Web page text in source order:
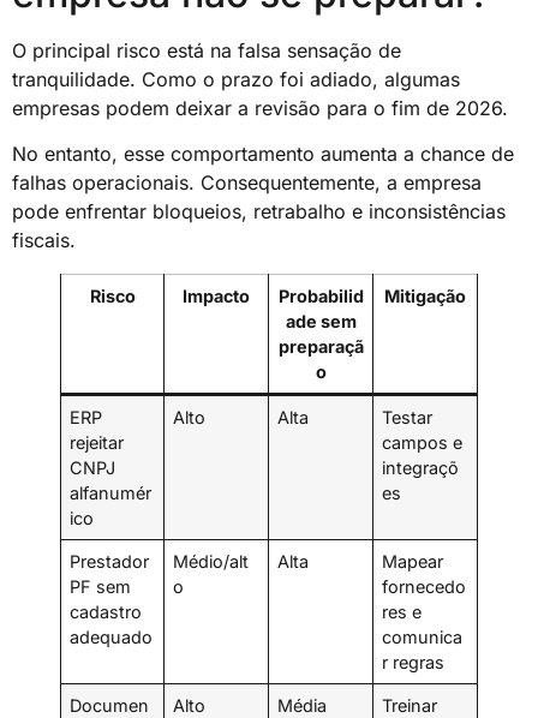
O principal risco está na falsa sensação de
tranquilidade. Como o prazo foi adiado, algumas
empresas podem deixar a revisão para o fim de 2026.
No entanto, esse comportamento aumenta a chance de
falhas operacionais. Consequentemente, a empresa
pode enfrentar bloqueios, retrabalho e inconsistências
fiscais.
Risco Impacto
Probabilid
ade sem
preparaçã
o
Mitigação
ERP
rejeitar
CNPJ
alfanumér
ico
Alto Alta
Testar
campos e
integraçõ
es
Prestador
PF sem
cadastro
adequado
Médio/alt
o
Alta
Mapear
fornecedo
res e
comunica
r regras
Documen
Alto Média
Treinar